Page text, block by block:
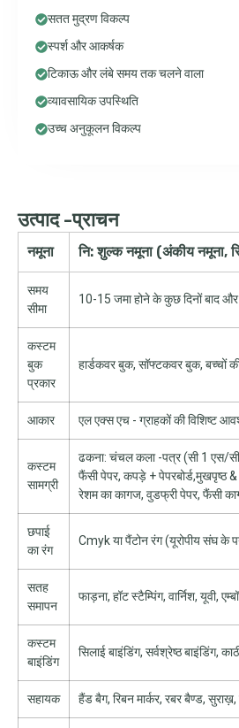
सतत मुद्रण विकल्प
स्पर्श और आकर्षक
टिकाऊ और लंबे समय तक चलने वाला
व्यावसायिक उपस्थिति
उच्च अनुकूलन विकल्प
उत्पाद -प्राचन
नमूना नि: शुल्क नमूना (अंकीय नमूना,
समय
सीमा
10-15 जमा होने के कुछ दिनों बाद और
कस्टम
बुक
प्रकार
हार्डकवर बुक, सॉफ्टकवर बुक, बच्चों की
आकार एल एक्स एच - ग्राहकों की विशिष्ट
कस्टम
सामग्री
ढकना: चंचल कला -पत्र (सी 1 एस/
फैंसी पेपर, कपड़े + पेपरबोर्ड,मुखपृष्ठ
रेशम का कागज, वुडफ्री पेपर, फैंसी
छपाई
का रंग
Cmyk या पैंटोन रंग (यूरोपीय संघ के
सतह
समापन
फाड़ना, हॉट स्टैम्पिंग, वार्निश, यूवी,
कस्टम
बाइंडिंग
सिलाई बाइंडिंग, सर्वश्रेष्ठ बाइंडिंग,
सहायक हैंड बैग, रिबन मार्कर, रबर बैण्ड, सुराख़,